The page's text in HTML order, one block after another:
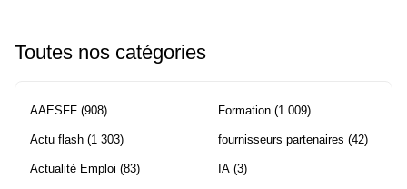
Toutes nos catégories
AAESFF (908)
Actu flash (1 303)
Actualité Emploi (83)
Formation (1 009)
fournisseurs partenaires (42)
IA (3)